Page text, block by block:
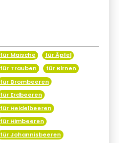
für Maische
für Äpfel
für Trauben
für Birnen
für Brombeeren
für Erdbeeren
für Heidelbeeren
für Himbeeren
für Johannisbeeren